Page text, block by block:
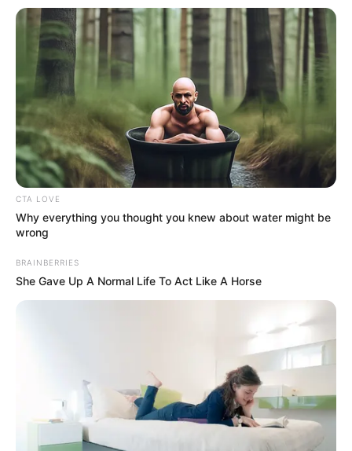
CTA LOVE
Why everything you thought you knew about water might be
wrong
BRAINBERRIES
She Gave Up A Normal Life To Act Like A Horse